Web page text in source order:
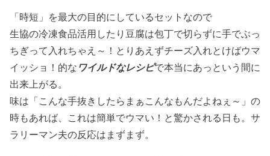
「時短」を最大の目的にしているセットなので
生協の冷凍食品活用したり豆腐は包丁で切らずに手でぶっ
ちぎって入れちゃえ～！とりあえずチーズ入れとけばウマ
イッショ！的な ワイルドなレシピで本当にあっという間に
出来上がる。
味は「こんな手抜きしたらまぁこんなもんだよねぇ～」の
時もあれば、これは簡単でウマい！と驚かされる日も。サ
ラリーマン夫の反応はまずまず。